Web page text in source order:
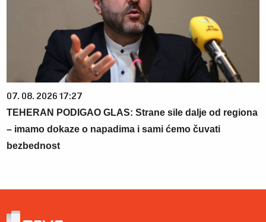
07. 08. 2026 17:27
TEHERAN PODIGAO GLAS: Strane sile dalje od regiona
– imamo dokaze o napadima i sami ćemo čuvati
bezbednost